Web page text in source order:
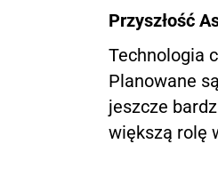
Przyszłość
Technologia
Planowane
jeszcze
większą rolę